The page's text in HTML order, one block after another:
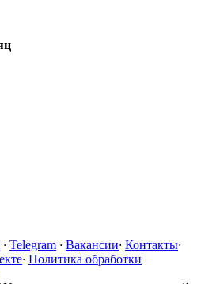
· Telegram · Вакансии· Контакты·
· Политика обработки